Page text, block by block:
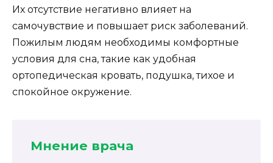
Их отсутствие негативно влияет на
самочувствие и повышает риск заболеваний.
Пожилым людям необходимы комфортные
условия для сна, такие как удобная
ортопедическая кровать, подушка, тихое и
спокойное окружение.
Мнение врача